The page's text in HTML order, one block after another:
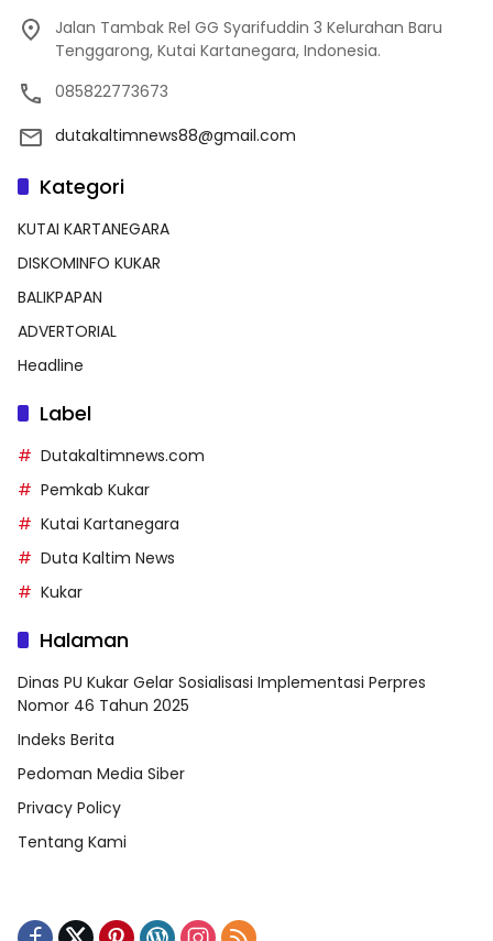
Jalan Tambak Rel GG Syarifuddin 3 Kelurahan Baru
Tenggarong, Kutai Kartanegara, Indonesia.
085822773673
dutakaltimnews88@gmail.com
Kategori
KUTAI KARTANEGARA
DISKOMINFO KUKAR
BALIKPAPAN
ADVERTORIAL
Headline
Label
Dutakaltimnews.com
Pemkab Kukar
Kutai Kartanegara
Duta Kaltim News
Kukar
Halaman
Dinas PU Kukar Gelar Sosialisasi Implementasi Perpres
Nomor 46 Tahun 2025
Indeks Berita
Pedoman Media Siber
Privacy Policy
Tentang Kami